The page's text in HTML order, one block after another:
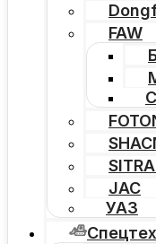
FAW
JAC
УАЗ